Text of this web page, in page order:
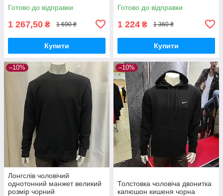
Готово до відправки
1 267,50 ₴ 1 690 ₴
Купити
Готово до відправки
1 224 ₴ 1 360 ₴
Купити
–10%
Лонгслів чоловічий
однотонний манжет великий
розмір чорний
–10%
Толстовка чоловіча двонитка
капюшон кишеня чорна